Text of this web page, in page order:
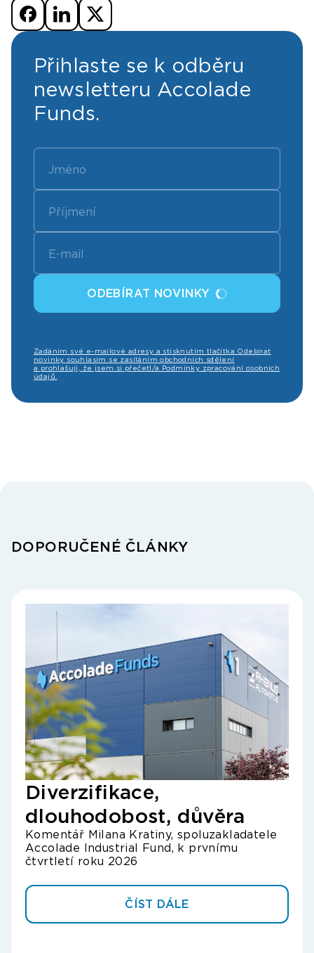
Přihlaste se k odběru
newsletteru Accolade
Funds.
ODEBÍRAT NOVINKY
Zadáním své e-mailové adresy a stisknutím tlačítka Odebírat
novinky souhlasím se zasíláním obchodních sdělení
a prohlašuji, že jsem si přečetl/a Podmínky zpracování osobních
údajů.
DOPORUČENÉ ČLÁNKY
Diverzifikace,
dlouhodobost, důvěra
Komentář Milana Kratiny, spoluzakladatele
Accolade Industrial Fund, k prvnímu
čtvrtletí roku 2026
ČÍST DÁLE